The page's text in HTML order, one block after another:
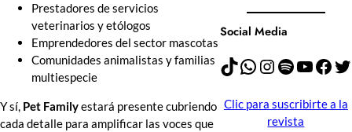
Prestadores de servicios
veterinarios y etólogos
Emprendedores del sector mascotas
Comunidades animalistas y familias
multiespecie
Y sí, Pet Familyestará presente cubriendo
cada detalle para amplificar las voces que
Social Media
TikTok WhatsApp Instagram Spotify YouTube Facebook Twitter
Clic para suscribirte a la
revista